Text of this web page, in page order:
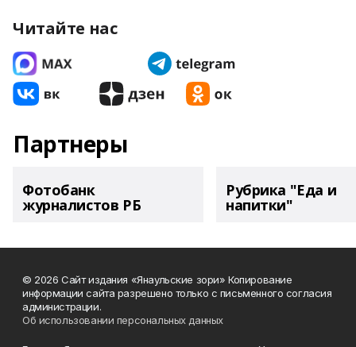
Читайте нас
Партнеры
Фотобанк
журналистов РБ
Рубрика "Еда и
напитки"
© 2026 Сайт издания «Янаульские зори» Копирование
информации сайта разрешено только с письменного согласия
администрации.
Об использовании персональных данных